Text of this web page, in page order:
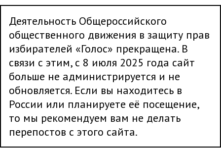
Деятельность Общероссийского
общественного движения в защиту прав
избирателей «Голос» прекращена. В
связи с этим, с 8 июля 2025 года сайт
больше не администрируется и не
обновляется. Если вы находитесь в
России или планируете её посещение,
то мы рекомендуем вам не делать
перепостов с этого сайта.